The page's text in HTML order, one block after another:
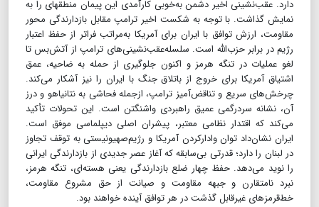
دارد. عقب‌نشینی اخیر دشمن به‌خوبی کارآمدی این پیمان منطقه‎ای را به
نمایش گذاشت. با توجه به‎ شکست اخیر ترامپ مقابل بازدارندگی محور
مقاومت، ارزش توافق با ایران برای آمریکا به‌مراتب فراتر از حفظ اعتبار
رژیم در برابر حزب‌الله است. سلسله‌عقب‌نشینی‌های ترامپ از آتش‌بس تا
لغو عملیات در تنگه هرمز و اکنون جلوگیری از حمله به ضاحیه، عمق
اشتیاق آمریکا برای خروج از باتلاق جنگ با ایران را نیز آشکار می‌کند.
چرخش‌های سریع و تناقض‌آمیز ترامپ، ازجمله فحاشی به نتانیاهو و درز
آن، نشانه سردرگمی عمیق راهبردی واشنگتن است. این تحولات تأکید
می‌کند که اقتدار نظامی معتبر، پیشران اصلی دیپلماسی موفق است.
ایران نشان‌داد توان وادارکردن آمریکا و رژیم‌صهیونیستی به توقف تجاوز
در لبنان را دارد؛ قدرتی بی‌سابقه که آغاز عصر جدیدی از بازدارندگی ایرانی
را نوید می‌دهد. حفظ چهار ضلع بازدارندگی یعنی هسته‌ای، تنگه هرمز،
نبرد نامتقارن و جبهه مقاومت و صیانت از حق مشروع مقاومت،
خط‌قرمزهای غیرقابل گذشت در هر توافق آینده خواهند بود.